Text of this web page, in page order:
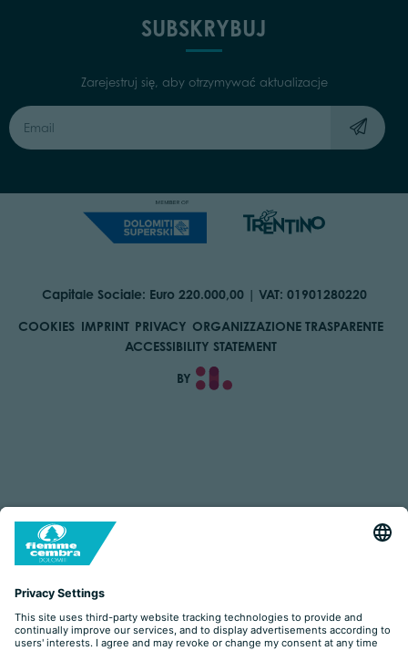
SUBSKRYBUJ
Zarejestruj się, aby otrzymywać aktualizacje
Capitale Sociale: Euro 220.000,00 | VAT: 01901280220
COOKIES IMPRINT PRIVACY ORGANIZZAZIONE TRASPARENTE
ACCESSIBILITY STATEMENT
BY